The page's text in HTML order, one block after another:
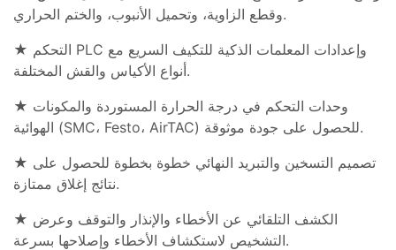
وقطع الزاوية، وتحميل الأنبوب، والختم الحراري.
★ التحكم PLC وإعدادات المعلمات الذكية للتكيف السريع مع
أنواع الأكياس والقش المختلفة.
★ وحدات التحكم في درجة الحرارة المستوردة والمكونات
الهوائية (SMC، Festo، AirTAC) للحصول على جودة موثوقة.
★ تصميم التسخين والتبريد النهائي خطوة بخطوة للحصول على
نتائج إغلاق ممتازة.
★ الكشف التلقائي عن الأخطاء والإنذار والتوقف وعرض
التشخيص لاستكشاف الأخطاء وإصلاحها بسرعة.